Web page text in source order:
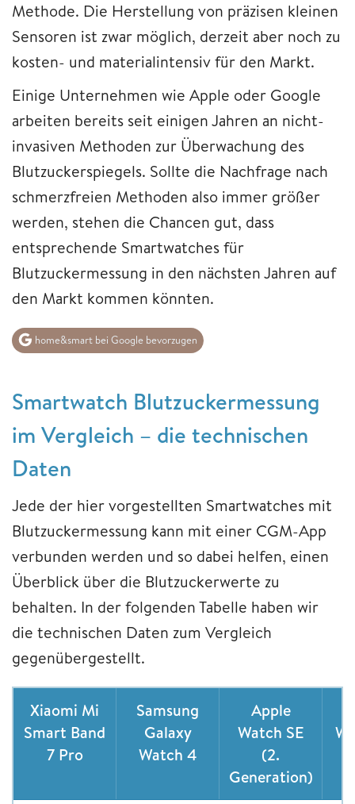
Methode. Die Herstellung von präzisen kleinen
Sensoren ist zwar möglich, derzeit aber noch zu
kosten- und materialintensiv für den Markt.
Einige Unternehmen wie Apple oder Google
arbeiten bereits seit einigen Jahren an nicht-
invasiven Methoden zur Überwachung des
Blutzuckerspiegels. Sollte die Nachfrage nach
schmerzfreien Methoden also immer größer
werden, stehen die Chancen gut, dass
entsprechende Smartwatches für
Blutzuckermessung in den nächsten Jahren auf
den Markt kommen könnten.
home&smart bei Google bevorzugen
Smartwatch Blutzuckermessung
im Vergleich – die technischen
Daten
Jede der hier vorgestellten Smartwatches mit
Blutzuckermessung kann mit einer CGM-App
verbunden werden und so dabei helfen, einen
Überblick über die Blutzuckerwerte zu
behalten. In der folgenden Tabelle haben wir
die technischen Daten zum Vergleich
gegenübergestellt.
Xiaomi Mi
Smart Band
7 Pro
Samsung
Galaxy
Watch 4
Apple
Watch SE
(2.
Generation)